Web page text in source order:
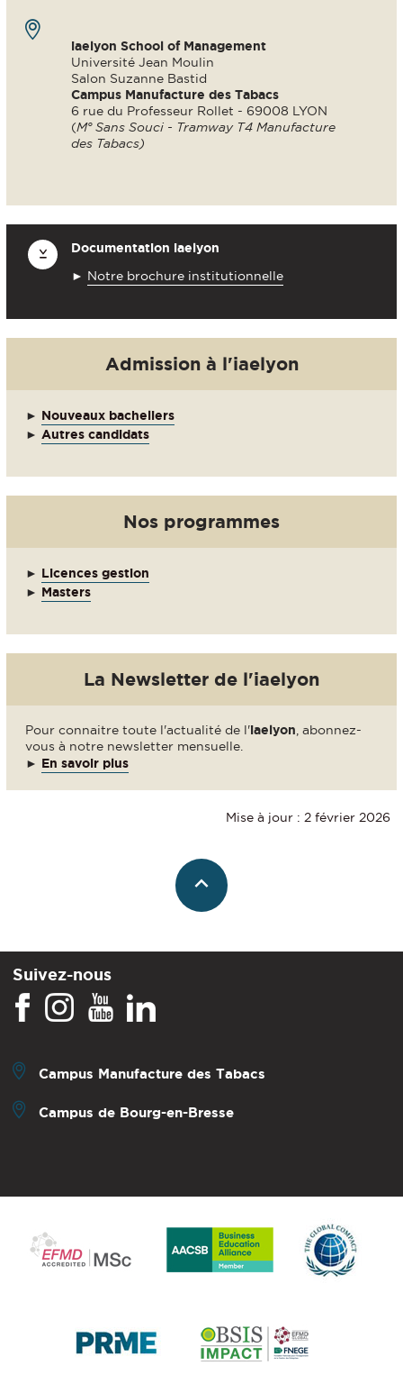
iaelyon School of Management
Université Jean Moulin
Salon Suzanne Bastid
Campus Manufacture des Tabacs
6 rue du Professeur Rollet - 69008 LYON
(M° Sans Souci - Tramway T4 Manufacture
des Tabacs)
Documentation iaelyon
► Notre brochure institutionnelle
Admission à l'iaelyon
► Nouveaux bacheliers
► Autres candidats
Nos programmes
► Licences gestion
► Masters
La Newsletter de l'iaelyon
Pour connaitre toute l'actualité de l'iaelyon, abonnez-
vous à notre newsletter mensuelle.
► En savoir plus
Mise à jour : 2 février 2026
Suivez-nous
Campus Manufacture des Tabacs
Campus de Bourg-en-Bresse